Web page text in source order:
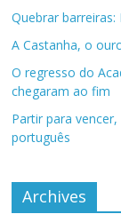
Quebrar
A Castanha, o
O regresso do
chegaram ao fim
Partir para
português
Archives